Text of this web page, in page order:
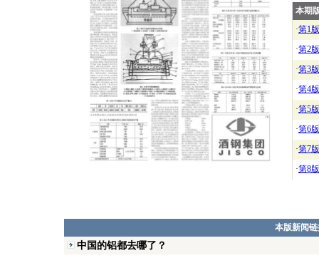
本期
·第1版
·第2版
·第3版
·第4版
·第5版
·第6版
·第7版
·第8版
本版新闻
中国的铝都去哪了？